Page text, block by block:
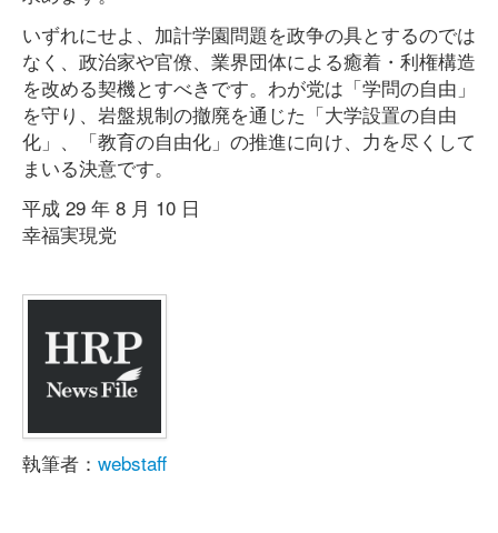
いずれにせよ、加計学園問題を政争の具とするのでは
なく、政治家や官僚、業界団体による癒着・利権構造
を改める契機とすべきです。わが党は「学問の自由」
を守り、岩盤規制の撤廃を通じた「大学設置の自由
化」、「教育の自由化」の推進に向け、力を尽くして
まいる決意です。
平成 29 年 8 月 10 日
幸福実現党
執筆者： webstaff